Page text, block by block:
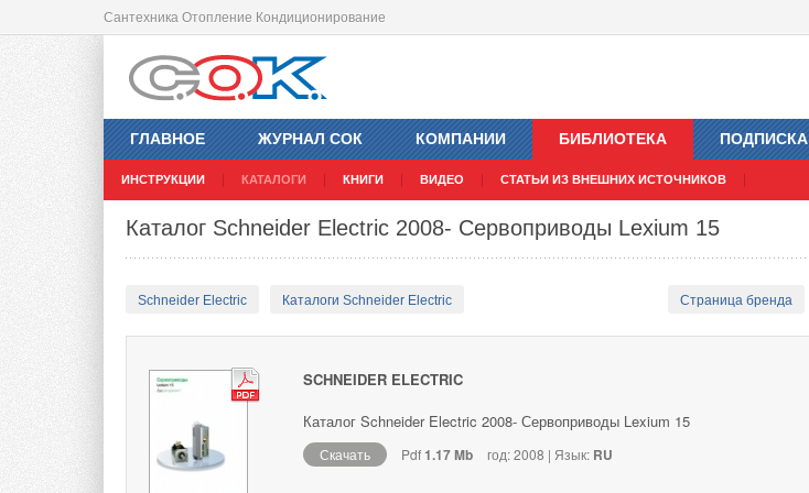
Сантехника Отопление Кондиционирование
ГЛАВНОЕ ЖУРНАЛ СОК КОМПАНИИ БИБЛИОТЕКА
ИНСТРУКЦИИ КАТАЛОГИ КНИГИ ВИДЕО СТАТЬИ ИЗ ВНЕШНИХ ИСТОЧНИКОВ
ПОДПИСКА
Каталог Schneider Electric 2008- Сервоприводы Lexium 15
Schneider Electric Каталоги Schneider Electric Страница бренда
SCHNEIDER ELECTRIC
Каталог Schneider Electric 2008- Сервоприводы Lexium 15
Скачать Pdf1.17 Mb год: 2008 | Язык: RU